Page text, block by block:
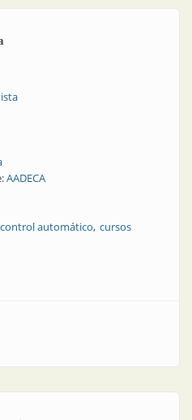
AADECA
automático cursos
cerca